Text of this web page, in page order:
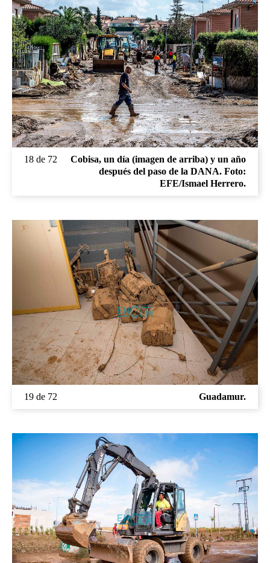
18 de 72
Cobisa, un día (imagen de arriba) y un año
después del paso de la DANA. Foto:
EFE/Ismael Herrero.
19 de 72 Guadamur.